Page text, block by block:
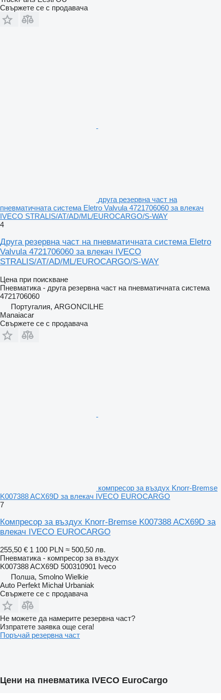
Свържете се с продавача
друга резервна част на
пневматичната система Eletro Valvula 4721706060 за влекач
IVECO STRALIS/AT/AD/ML/EUROCARGO/S-WAY
4
Друга резервна част на пневматичната система Eletro
Valvula 4721706060 за влекач IVECO
STRALIS/AT/AD/ML/EUROCARGO/S-WAY
Цена при поискване
Пневматика - друга резервна част на пневматичната система
4721706060
Португалия, ARGONCILHE
Manaiacar
Свържете се с продавача
компресор за въздух Knorr-Bremse
K007388 ACX69D за влекач IVECO EUROCARGO
7
Компресор за въздух Knorr-Bremse K007388 ACX69D за
влекач IVECO EUROCARGO
255,50 € 1 100 PLN ≈ 500,50 лв.
Пневматика - компресор за въздух
K007388 ACX69D 500310901 Iveco
Полша, Smolno Wielkie
Auto Perfekt Michał Urbaniak
Свържете се с продавача
Не можете да намерите резервна част?
Изпратете заявка още сега!
Поръчай резервна част
Цени на пневматика IVECO EuroCargo